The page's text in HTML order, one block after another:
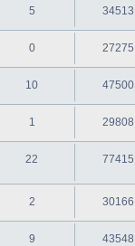
5 34513
0 27275
10 47500
1 29808
22 77415
2 30166
9 43548